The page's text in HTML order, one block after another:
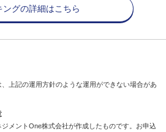
ングの詳細はこちら
上記の運用方針のような運用ができない場合があ
メントOne株式会社が作成したものです。お申込